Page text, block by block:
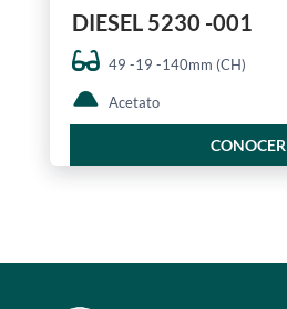
DIESEL 5230 -001
49 -19 -140mm (CH)
Acetato
CONOCER